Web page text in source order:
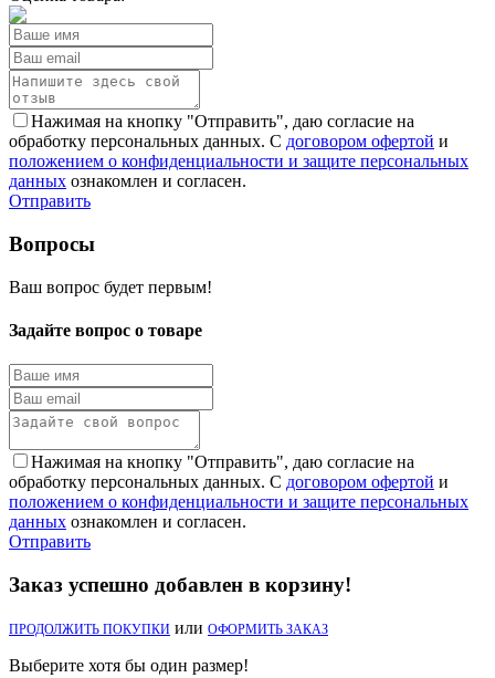
Нажимая на кнопку "Отправить", даю согласие на
обработку персональных данных. С договором офертой и
положением о конфиденциальности и защите персональных
данных ознакомлен и согласен.
Отправить
Вопросы
Ваш вопрос будет первым!
Задайте вопрос о товаре
Нажимая на кнопку "Отправить", даю согласие на
обработку персональных данных. С договором офертой и
положением о конфиденциальности и защите персональных
данных ознакомлен и согласен.
Отправить
Заказ успешно добавлен в корзину!
ПРОДОЛЖИТЬ ПОКУПКИ или ОФОРМИТЬ ЗАКАЗ
Выберите хотя бы один размер!